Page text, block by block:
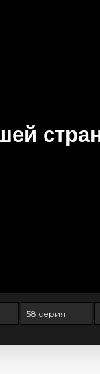
58 серия